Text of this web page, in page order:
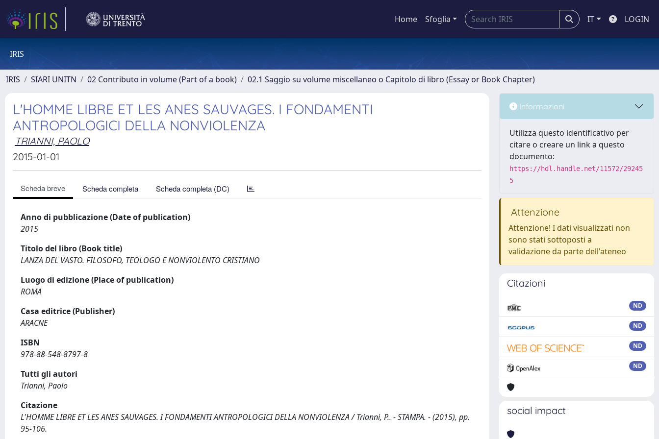
Home Sfoglia IT LOGIN
IRIS
IRIS SIARI UNITN 02 Contributo in volume (Part of a book) 02.1 Saggio su volume miscellaneo o Capitolo di libro (Essay or Book Chapter)
L'HOMME LIBRE ET LES ANES SAUVAGES. I FONDAMENTI
ANTROPOLOGICI DELLA NONVIOLENZA
TRIANNI, PAOLO
2015-01-01
Scheda breve Scheda completa Scheda completa (DC)
Anno di pubblicazione (Date of publication)
2015
Titolo del libro (Book title)
LANZA DEL VASTO. FILOSOFO, TEOLOGO E NONVIOLENTO CRISTIANO
Luogo di edizione (Place of publication)
ROMA
Casa editrice (Publisher)
ARACNE
ISBN
978-88-548-8797-8
Tutti gli autori
Trianni, Paolo
Citazione
L'HOMME LIBRE ET LES ANES SAUVAGES. I FONDAMENTI ANTROPOLOGICI DELLA NONVIOLENZA / Trianni, P.. - STAMPA. - (2015), pp.
95-106.
Informazioni
Utilizza questo identificativo per
citare o creare un link a questo
documento:
https://hdl.handle.net/11572/29245
5
Attenzione
Attenzione! I dati visualizzati non
sono stati sottoposti a
validazione da parte dell'ateneo
Citazioni
ND
ND
ND
ND
social impact